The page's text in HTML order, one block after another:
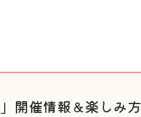
開催情報＆楽しみ方